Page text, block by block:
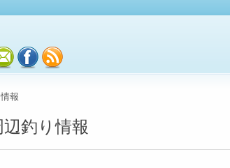
mail facebook
報
釣り情報